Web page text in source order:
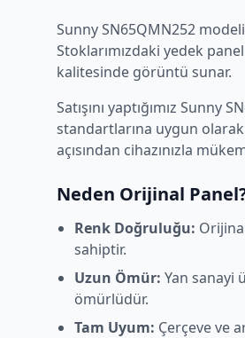
SunnySN65QMN252
Stoklarımızdaki yedek
kalitesinde görüntü sunar.
Satışını yaptığımız Sunny
standartlarına uygun
açısından cihazınızla
Neden Orijinal
Renk Doğruluğu:
sahiptir.
Uzun Ömür: Yan sanayi
ömürlüdür.
Tam Uyum: Çerçeve ve